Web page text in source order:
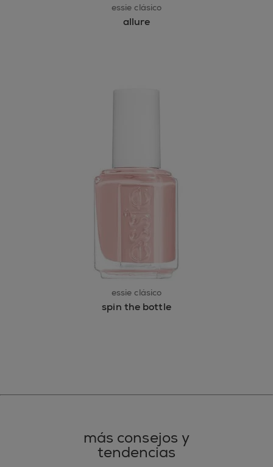
essie clásico
allure
essie clásico
spin the bottle
más consejos y
tendencias